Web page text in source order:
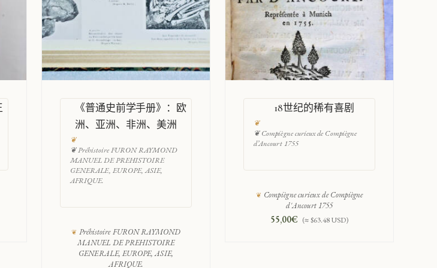
《普通史前学手册》：欧
洲、亚洲、非洲、美洲
❦ Préhistoire FURON RAYMOND
MANUEL DE PREHISTOIRE
GENERALE, EUROPE, ASIE,
AFRIQUE.
Préhistoire FURON RAYMOND
MANUEL DE PREHISTOIRE
GENERALE, EUROPE, ASIE,
AFRIQUE.
18世纪的稀有喜剧
❦ Compiègne curieux de Compiègne
d’Ancourt 1755
Compiègne curieux de Compiègne
d'Ancourt 1755
55,00€ (≈ $63.48 USD)